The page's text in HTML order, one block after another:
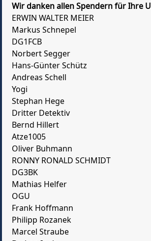
Wir danken allen Spendern für Ihre
ERWIN WALTER MEIER
Markus Schnepel
DG1FCB
Norbert Segger
Hans-Günter Schütz
Andreas Schell
Yogi
Stephan Hege
Dritter Detektiv
Bernd Hillert
Atze1005
Oliver Buhmann
RONNY RONALD SCHMIDT
DG3BK
Mathias Helfer
OGU
Frank Hoffmann
Philipp Rozanek
Marcel Straube